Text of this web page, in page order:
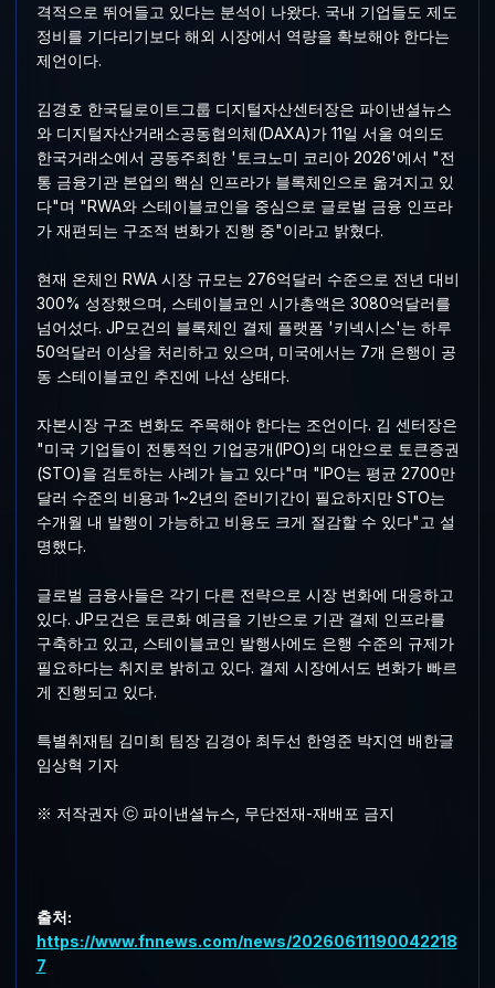
격적으로 뛰어들고 있다는 분석이 나왔다. 국내 기업들도 제도
정비를 기다리기보다 해외 시장에서 역량을 확보해야 한다는
제언이다.
김경호 한국딜로이트그룹 디지털자산센터장은 파이낸셜뉴스
와 디지털자산거래소공동협의체(DAXA)가 11일 서울 여의도
한국거래소에서 공동주최한 '토크노미 코리아 2026'에서 "전
통 금융기관 본업의 핵심 인프라가 블록체인으로 옮겨지고 있
다"며 "RWA와 스테이블코인을 중심으로 글로벌 금융 인프라
가 재편되는 구조적 변화가 진행 중"이라고 밝혔다.
현재 온체인 RWA 시장 규모는 276억달러 수준으로 전년 대비
300% 성장했으며, 스테이블코인 시가총액은 3080억달러를
넘어섰다. JP모건의 블록체인 결제 플랫폼 '키넥시스'는 하루
50억달러 이상을 처리하고 있으며, 미국에서는 7개 은행이 공
동 스테이블코인 추진에 나선 상태다.
자본시장 구조 변화도 주목해야 한다는 조언이다. 김 센터장은
"미국 기업들이 전통적인 기업공개(IPO)의 대안으로 토큰증권
(STO)을 검토하는 사례가 늘고 있다"며 "IPO는 평균 2700만
달러 수준의 비용과 1~2년의 준비기간이 필요하지만 STO는
수개월 내 발행이 가능하고 비용도 크게 절감할 수 있다"고 설
명했다.
글로벌 금융사들은 각기 다른 전략으로 시장 변화에 대응하고
있다. JP모건은 토큰화 예금을 기반으로 기관 결제 인프라를
구축하고 있고, 스테이블코인 발행사에도 은행 수준의 규제가
필요하다는 취지로 밝히고 있다. 결제 시장에서도 변화가 빠르
게 진행되고 있다.
특별취재팀 김미희 팀장 김경아 최두선 한영준 박지연 배한글
임상혁 기자
※ 저작권자 ⓒ 파이낸셜뉴스, 무단전재-재배포 금지
출처:
https://www.fnnews.com/news/20260611190042218
7